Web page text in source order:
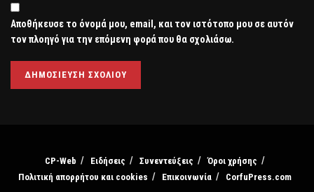
Αποθήκευσε το όνομά μου, email, και τον ιστότοπο μου σε αυτόν
τον πλοηγό για την επόμενη φορά που θα σχολιάσω.
CP-Web Ειδήσεις Συνεντεύξεις
Όροι χρήσης
Πολιτική απορρήτου και cookies
Επικοινωνία CorfuPress.com